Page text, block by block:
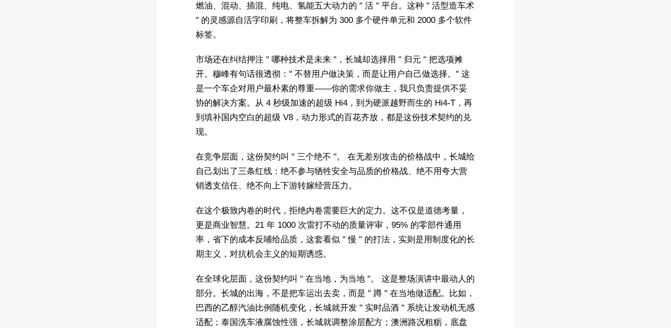
燃油、混动、插混、纯电、氢能五大动力的 " 活 " 平台。这种 " 活型造车术
" 的灵感源自活字印刷，将整车拆解为 300 多个硬件单元和 2000 多个软件
标签。
市场还在纠结押注 " 哪种技术是未来 "，长城却选择用 " 归元 " 把选项摊
开。穆峰有句话很透彻：" 不替用户做决策，而是让用户自己做选择。" 这
是一个车企对用户最朴素的尊重——你的需求你做主，我只负责提供不妥
协的解决方案。从 4 秒级加速的超级 Hi4，到为硬派越野而生的 Hi4-T，再
到填补国内空白的超级 V8，动力形式的百花齐放，都是这份技术契约的兑
现。
在竞争层面，这份契约叫 " 三个绝不 "。 在无差别攻击的价格战中，长城给
自己划出了三条红线：绝不参与牺牲安全与品质的价格战、绝不用夸大营
销透支信任、绝不向上下游转嫁经营压力。
在这个极致内卷的时代，拒绝内卷需要巨大的定力。这不仅是道德考量，
更是商业智慧。21 年 1000 次雷打不动的质量评审，95% 的零部件通用
率，省下的成本反哺给品质，这套看似 " 慢 " 的打法，实则是用制度化的长
期主义，对抗机会主义的短期诱惑。
在全球化层面，这份契约叫 " 在当地，为当地 "。 这是整场演讲中最动人的
部分。长城的出海，不是把车运出去卖，而是 " 蹲 " 在当地做适配。比如，
巴西的乙醇汽油比例随机变化，长城就开发 " 实时品酒 " 系统让发动机无感
适配；泰国洗车液腐蚀性强，长城就调整涂层配方；澳洲路况粗粝，底盘